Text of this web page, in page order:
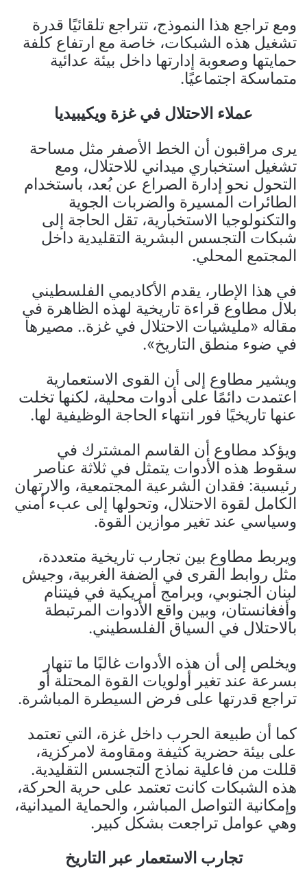
ومع تراجع هذا النموذج، تتراجع تلقائيًا قدرة
تشغيل هذه الشبكات، خاصة مع ارتفاع كلفة
حمايتها وصعوبة إدارتها داخل بيئة عدائية
متماسكة اجتماعيًا.
عملاء الاحتلال في غزة ويكيبيديا
يرى مراقبون أن الخط الأصفر مثل مساحة
تشغيل استخباري ميداني للاحتلال، ومع
التحول نحو إدارة الصراع عن بُعد، باستخدام
الطائرات المسيرة والضربات الجوية
والتكنولوجيا الاستخبارية، تقل الحاجة إلى
شبكات التجسس البشرية التقليدية داخل
المجتمع المحلي.
في هذا الإطار، يقدم الأكاديمي الفلسطيني
بلال مطاوع قراءة تاريخية لهذه الظاهرة في
مقاله «مليشيات الاحتلال في غزة.. مصيرها
في ضوء منطق التاريخ».
ويشير مطاوع إلى أن القوى الاستعمارية
اعتمدت دائمًا على أدوات محلية، لكنها تخلت
عنها تاريخيًا فور انتهاء الحاجة الوظيفية لها.
ويؤكد مطاوع أن القاسم المشترك في
سقوط هذه الأدوات يتمثل في ثلاثة عناصر
رئيسية: فقدان الشرعية المجتمعية، والارتهان
الكامل لقوة الاحتلال، وتحولها إلى عبء أمني
وسياسي عند تغير موازين القوة.
ويربط مطاوع بين تجارب تاريخية متعددة،
مثل روابط القرى في الضفة الغربية، وجيش
لبنان الجنوبي، وبرامج أمريكية في فيتنام
وأفغانستان، وبين واقع الأدوات المرتبطة
بالاحتلال في السياق الفلسطيني.
ويخلص إلى أن هذه الأدوات غالبًا ما تنهار
بسرعة عند تغير أولويات القوة المحتلة أو
تراجع قدرتها على فرض السيطرة المباشرة.
كما أن طبيعة الحرب داخل غزة، التي تعتمد
على بيئة حضرية كثيفة ومقاومة لامركزية،
قللت من فاعلية نماذج التجسس التقليدية.
هذه الشبكات كانت تعتمد على حرية الحركة،
وإمكانية التواصل المباشر، والحماية الميدانية،
وهي عوامل تراجعت بشكل كبير.
تجارب الاستعمار عبر التاريخ